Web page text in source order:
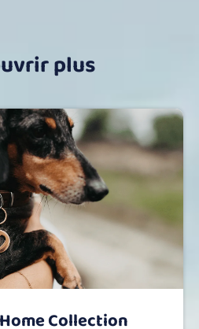
plus
Collection